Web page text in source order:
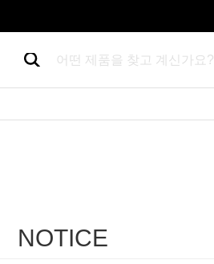
어떤 제품을 찾고 계신가요?
NOTICE